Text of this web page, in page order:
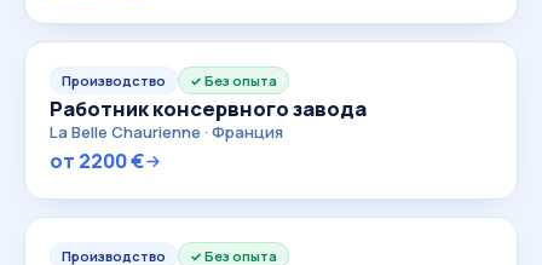
Производство Без опыта
Работник консервного завода
La Belle Chaurienne · Франция
от 2200 €
Производство Без опыта